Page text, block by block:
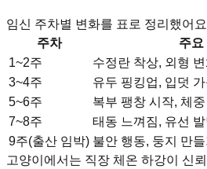
임신 주차별 변화를 표로 정리했어
주차
주요
1~2주
수정란 착상, 외형
3~4주
유두 핑킹업, 입덧
5~6주
복부 팽창 시작, 체
7~8주
태동 느껴짐, 유선
9주(출산 임박) 불안 행동, 둥지 만
고양이에서는 직장 체온 하강이 신